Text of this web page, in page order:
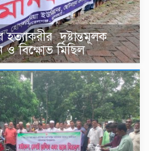
দৃষ্টান্তমূলক
ও বিক্ষোভ মিছিল